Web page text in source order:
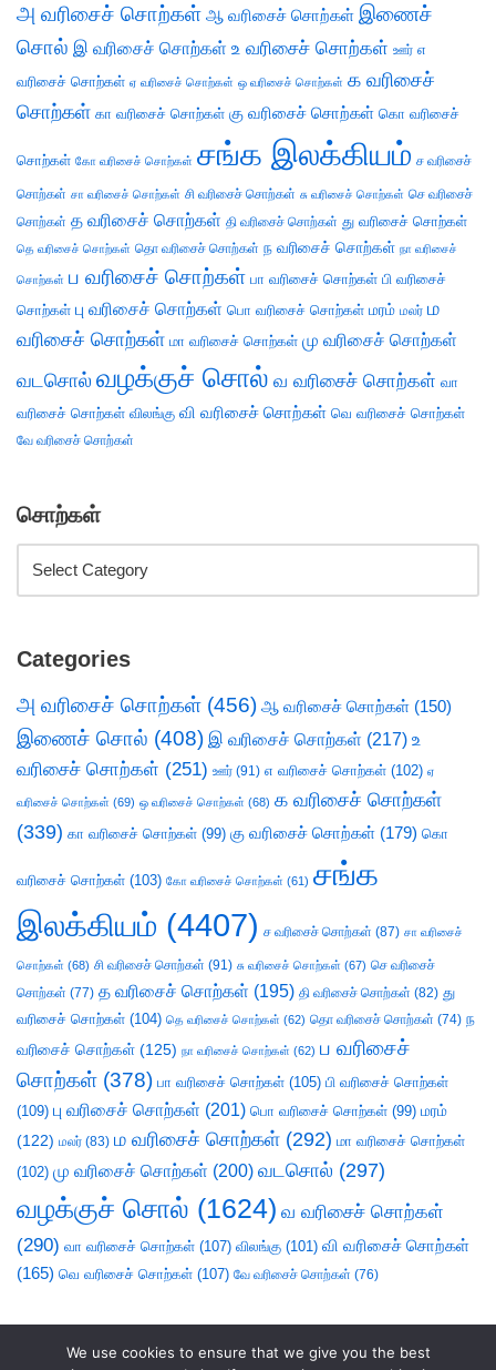
அ வரிசைச் சொற்கள் ஆ வரிசைச் சொற்கள் இணைச்
சொல் இ வரிசைச் சொற்கள் உ வரிசைச் சொற்கள் ஊர் எ
வரிசைச் சொற்கள் ஏ வரிசைச் சொற்கள் ஒ வரிசைச் சொற்கள் க வரிசைச்
சொற்கள் கா வரிசைச் சொற்கள் கு வரிசைச் சொற்கள் கொ வரிசைச்
சொற்கள் கோ வரிசைச் சொற்கள் சங்க இலக்கியம் ச வரிசைச்
சொற்கள் சா வரிசைச் சொற்கள் சி வரிசைச் சொற்கள் சு வரிசைச் சொற்கள் செ வரிசைச்
சொற்கள் த வரிசைச் சொற்கள் தி வரிசைச் சொற்கள் து வரிசைச் சொற்கள்
தெ வரிசைச் சொற்கள் தொ வரிசைச் சொற்கள் ந வரிசைச் சொற்கள் நா வரிசைச்
சொற்கள் ப வரிசைச் சொற்கள் பா வரிசைச் சொற்கள் பி வரிசைச்
சொற்கள் பு வரிசைச் சொற்கள் பொ வரிசைச் சொற்கள் மரம் மலர் ம
வரிசைச் சொற்கள் மா வரிசைச் சொற்கள் மு வரிசைச் சொற்கள்
வடசொல் வழக்குச் சொல் வ வரிசைச் சொற்கள் வா
வரிசைச் சொற்கள் விலங்கு வி வரிசைச் சொற்கள் வெ வரிசைச் சொற்கள்
வே வரிசைச் சொற்கள்
சொற்கள்
Categories
அ வரிசைச் சொற்கள் (456) ஆ வரிசைச் சொற்கள் (150)
இணைச் சொல் (408) இ வரிசைச் சொற்கள் (217) உ
வரிசைச் சொற்கள் (251) ஊர் (91) எ வரிசைச் சொற்கள் (102) ஏ
வரிசைச் சொற்கள் (69) ஒ வரிசைச் சொற்கள் (68) க வரிசைச் சொற்கள்
(339) கா வரிசைச் சொற்கள் (99) கு வரிசைச் சொற்கள் (179) கொ
வரிசைச் சொற்கள் (103) கோ வரிசைச் சொற்கள் (61) சங்க
இலக்கியம் (4407) ச வரிசைச் சொற்கள் (87) சா வரிசைச்
சொற்கள் (68) சி வரிசைச் சொற்கள் (91) சு வரிசைச் சொற்கள் (67) செ வரிசைச்
சொற்கள் (77) த வரிசைச் சொற்கள் (195) தி வரிசைச் சொற்கள் (82) து
வரிசைச் சொற்கள் (104) தெ வரிசைச் சொற்கள் (62) தொ வரிசைச் சொற்கள் (74) ந
வரிசைச் சொற்கள் (125) நா வரிசைச் சொற்கள் (62) ப வரிசைச்
சொற்கள் (378) பா வரிசைச் சொற்கள் (105) பி வரிசைச் சொற்கள்
(109) பு வரிசைச் சொற்கள் (201) பொ வரிசைச் சொற்கள் (99) மரம்
(122) மலர் (83) ம வரிசைச் சொற்கள் (292) மா வரிசைச் சொற்கள்
(102) மு வரிசைச் சொற்கள் (200) வடசொல் (297)
வழக்குச் சொல் (1624) வ வரிசைச் சொற்கள்
(290) வா வரிசைச் சொற்கள் (107) விலங்கு (101) வி வரிசைச் சொற்கள்
(165) வெ வரிசைச் சொற்கள் (107) வே வரிசைச் சொற்கள் (76)
We use cookies to ensure that we give you the best